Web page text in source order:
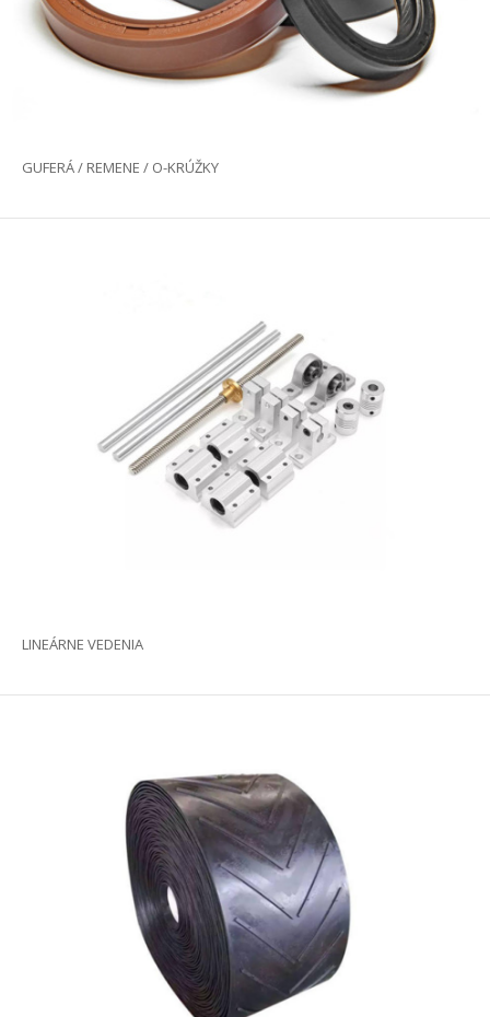
GUFERÁ / REMENE / O-KRÚŽKY
LINEÁRNE VEDENIA